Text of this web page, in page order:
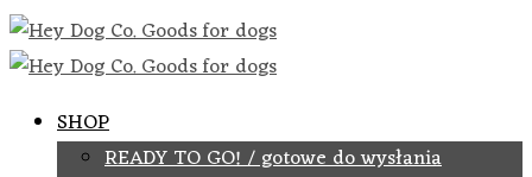
SHOP
READY TO GO! / gotowe do wysłania